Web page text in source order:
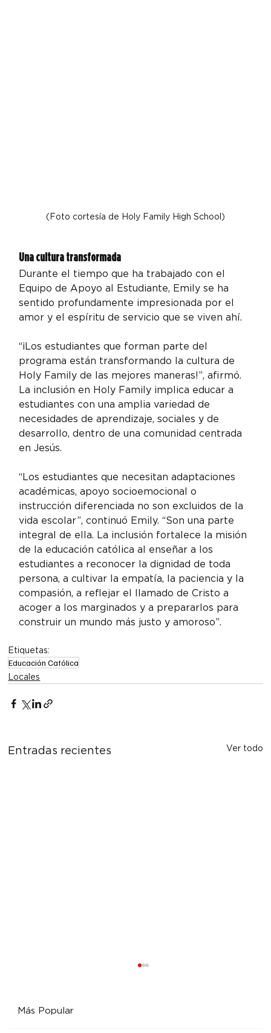
(Foto cortesía de Holy Family High School)
Una cultura transformada
Durante el tiempo que ha trabajado con el
Equipo de Apoyo al Estudiante, Emily se ha
sentido profundamente impresionada por el
amor y el espíritu de servicio que se viven ahí.
“¡Los estudiantes que forman parte del
programa están transformando la cultura de
Holy Family de las mejores maneras!”, afirmó.
La inclusión en Holy Family implica educar a
estudiantes con una amplia variedad de
necesidades de aprendizaje, sociales y de
desarrollo, dentro de una comunidad centrada
en Jesús.
“Los estudiantes que necesitan adaptaciones
académicas, apoyo socioemocional o
instrucción diferenciada no son excluidos de la
vida escolar”, continuó Emily. “Son una parte
integral de ella. La inclusión fortalece la misión
de la educación católica al enseñar a los
estudiantes a reconocer la dignidad de toda
persona, a cultivar la empatía, la paciencia y la
compasión, a reflejar el llamado de Cristo a
acoger a los marginados y a prepararlos para
construir un mundo más justo y amoroso”.
Etiquetas:
Educación Católica
Locales
Entradas recientes Ver todo
Más Popular